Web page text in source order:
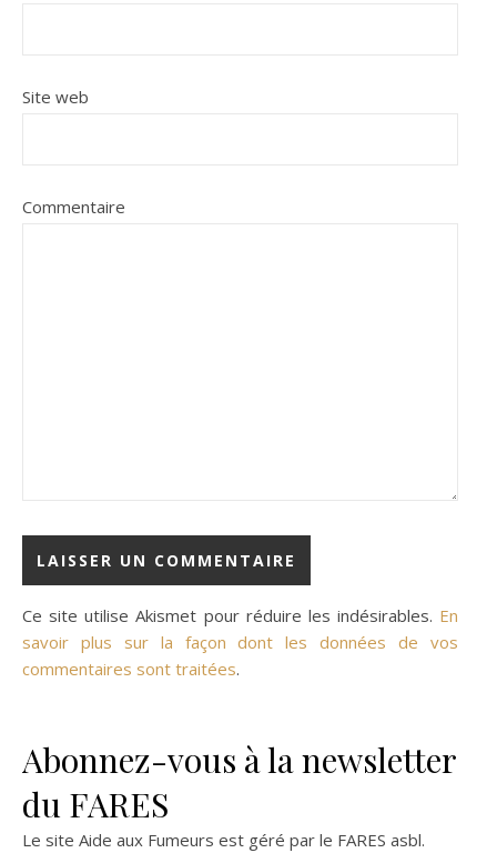
Site web
Commentaire
Ce site utilise Akismet pour réduire les indésirables. En
savoir plus sur la façon dont les données de vos
commentaires sont traitées.
Abonnez-vous à la newsletter
du FARES
Le site Aide aux Fumeurs est géré par le FARES asbl.